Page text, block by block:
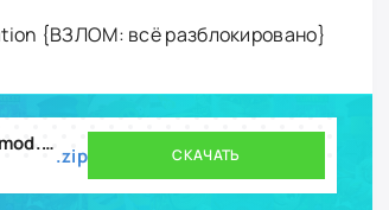
{ВЗЛОМ: всё разблокировано}
five-nights-at-freddys-sister-location-v2-0-4-mod.zip.zip СКАЧАТЬ